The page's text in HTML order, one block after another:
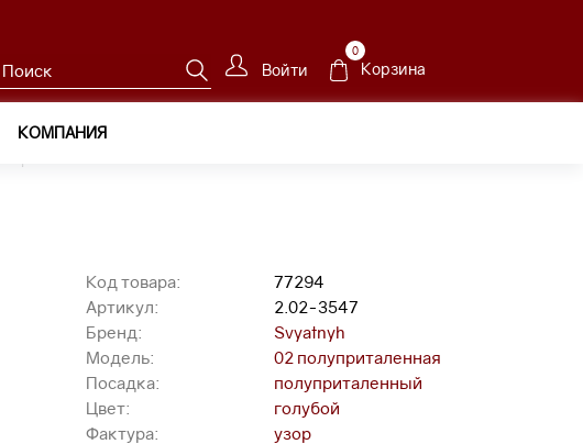
Войти
0
Корзина
КОМПАНИЯ
Код товара:
77294
Артикул:
2.02-3547
Бренд:
Svyatnyh
Модель:
02 полуприталенная
Посадка:
полуприталенный
Цвет:
голубой
Фактура:
узор